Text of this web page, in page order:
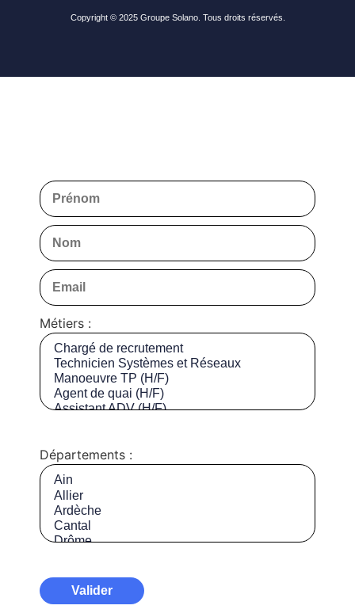
Copyright © 2025 Groupe Solano. Tous droits réservés.
Métiers :
Départements :